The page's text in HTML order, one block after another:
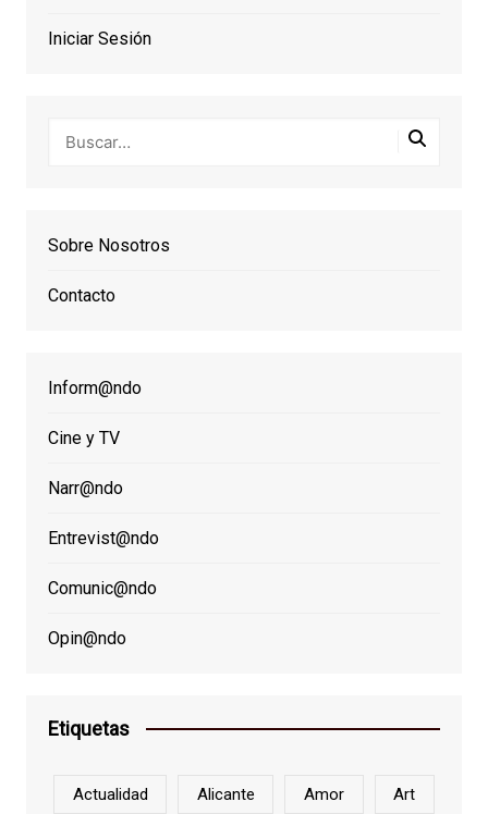
Iniciar Sesión
Sobre Nosotros
Contacto
Inform@ndo
Cine y TV
Narr@ndo
Entrevist@ndo
Comunic@ndo
Opin@ndo
Etiquetas
Actualidad Alicante Amor Art